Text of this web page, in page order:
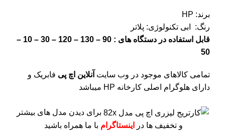
برند: HP
رنگ: ابی تکنولوژی: پلاتر
قابل استفاده در دستگاه های : 90 – 130 – 120 – 30 – 10 –
50
تمامی کالاهای موجود در وب سایت آنلاین اچ پی فابریک و
دارای هلوگرام اصلی کارخانه HP میباشد
برای دیدن مدل های بیشتر
و تخفیف ها در
اینستاگرام با ما همراه باشید